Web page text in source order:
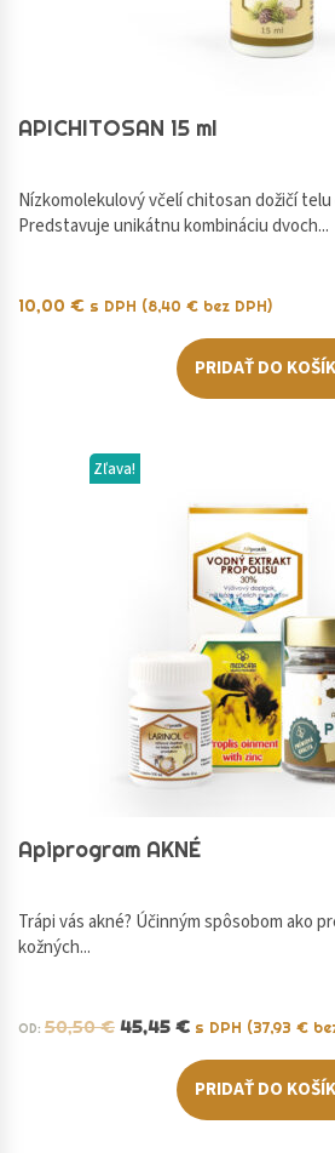
APICHITOSAN 15 ml
Nízkomolekulový včelí chitosan dožičí
Predstavuje unikátnu kombináciu dvoch...
10,00 € s DPH (8,40 € bez DPH)
PRIDAŤ DO
Zľava!
Apiprogram AKNÉ
Trápi vás akné? Účinným spôsobom ako
kožných...
OD: 50,50€ 45,45 € s DPH (37,93 €
PRIDAŤ DO